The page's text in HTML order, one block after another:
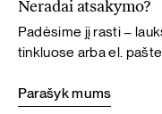
Neradai atsakymo?
Padėsime jį rasti –
tinkluose arba el. pašte
Parašyk mums